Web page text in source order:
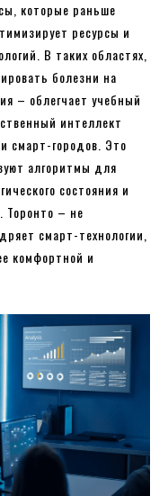
которые раньше
ресурсы и
В таких областях,
болезни на
– облегчает учебный
интеллект
смарт-городов. Это
алгоритмы для
состояния и
Торонто – не
смарт-технологии,
комфортной и